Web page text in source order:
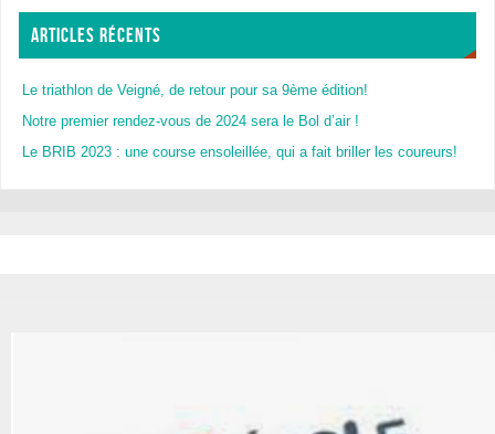
ARTICLES RÉCENTS
Le triathlon de Veigné, de retour pour sa 9ème édition!
Notre premier rendez-vous de 2024 sera le Bol d’air !
Le BRIB 2023 : une course ensoleillée, qui a fait briller les coureurs!